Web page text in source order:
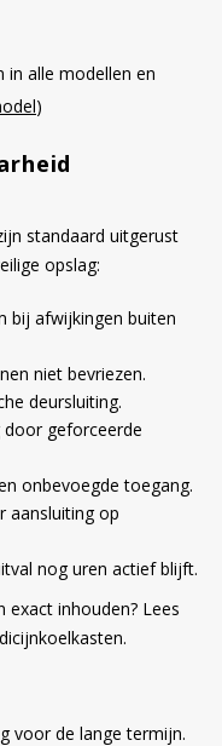
in alle modellen en
)
standaard uitgerust
opslag:
bij afwijkingen buiten
niet bevriezen.
deursluiting.
geforceerde
onbevoegde toegang.
aansluiting op
nog uren actief blijft.
inhouden? Lees
voor de lange termijn.